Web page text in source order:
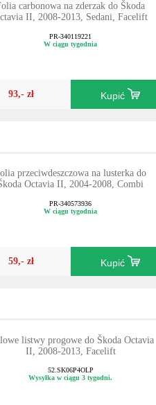
carbonowa na zderzak do Škoda
II, 2008-2013, Sedani, Facelift
PR-340119221
W ciągu tygodnia
93,- zł Kupić
przeciwdeszczowa na lusterka do
Octavia II, 2004-2008, Combi
PR-340573936
W ciągu tygodnia
59,- zł Kupić
listwy progowe do Škoda Octavia
II, 2008-2013, Facelift
52.SK06P4OLP
Wysyłka w ciągu 3 tygodni.